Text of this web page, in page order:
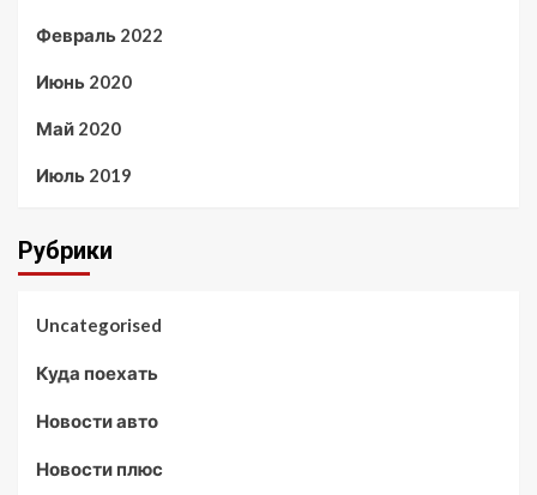
Февраль 2022
Июнь 2020
Май 2020
Июль 2019
Рубрики
Uncategorised
Куда поехать
Новости авто
Новости плюс